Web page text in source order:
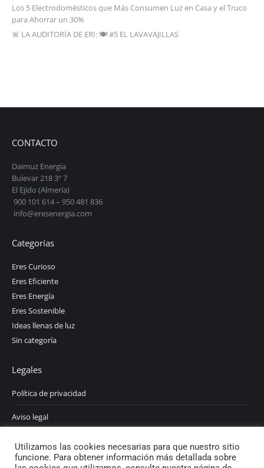
Los 5 Electrodomésticos que Más Consumen Luz en Casa y el Truco
para Ahorrar un 30%
🚨 LA AUDITORÍA DE ERI: 🍽️ #5 EL LAVAVAJILLAS
CONTACTO
Daimuz Energía
Bulevar 218 3º 7
El Ejido (Almería)
900 101 614 – 950 481 836
info@eresenergia.com
Categorías
Eres Curioso
Eres Eficiente
Eres Energía
Eres Sostenible
Ideas llenas de luz
Sin categoría
Legales
Política de privacidad
Aviso legal
Política de cookies
Utilizamos las cookies necesarias para que nuestro sitio
funcione. Para obtener información más detallada sobre